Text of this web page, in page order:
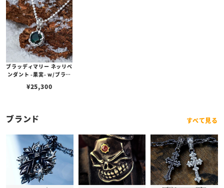
ブラッディマリー ネッリペ
ンダント -果実- w/ブラッ
¥25,300
ブランド すべて見る